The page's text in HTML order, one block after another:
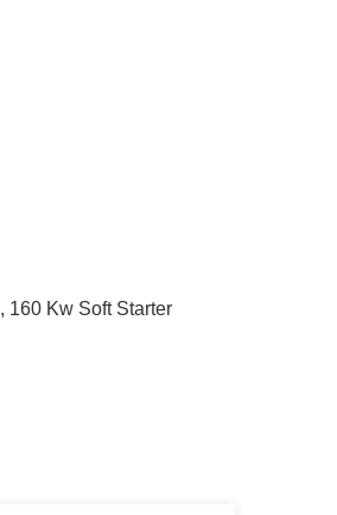
, 160 Kw Soft Starter